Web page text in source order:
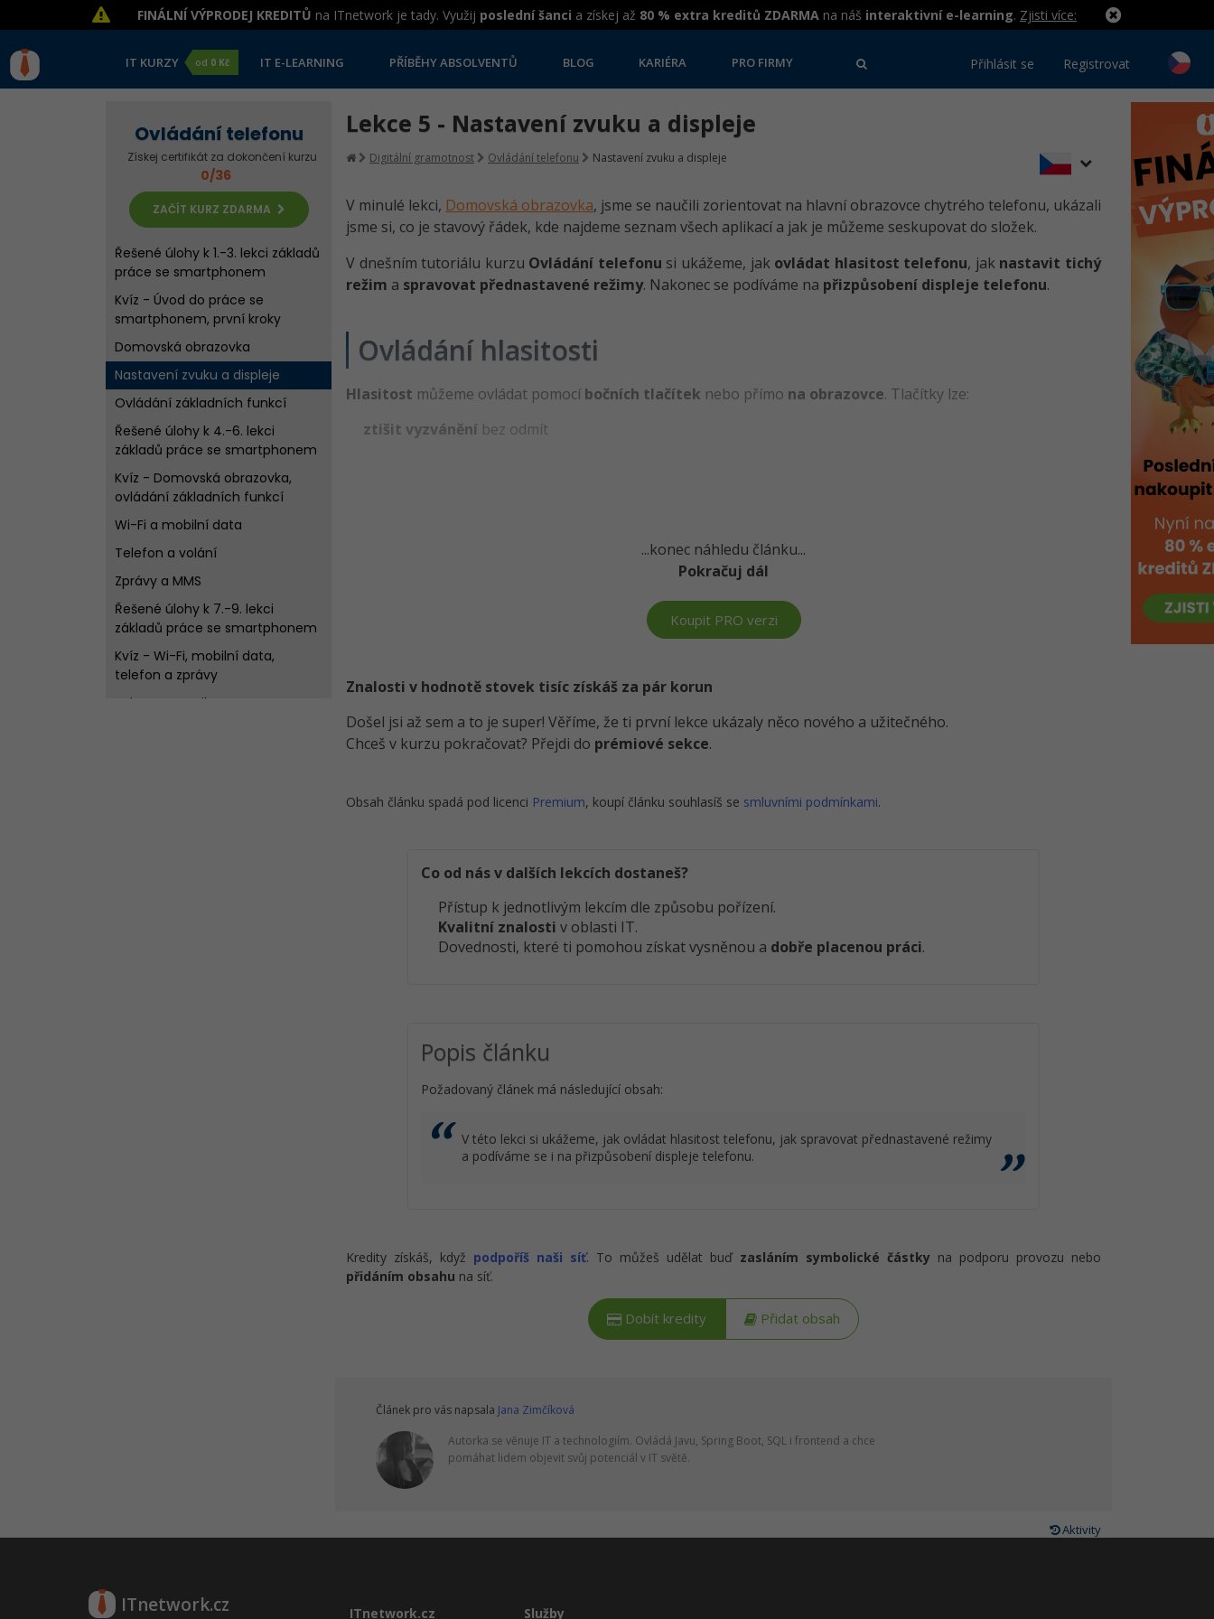
FINÁLNÍ VÝPRODEJ KREDITŮ na ITnetwork je tady. Využij poslední šanci a získej až 80 % extra kreditů ZDARMA na náš interaktivní e-learning. Zjisti více:
IT KURZY od 0 Kč IT E-LEARNING PŘÍBĚHY ABSOLVENTŮ BLOG KARIÉRA PRO FIRMY Přihlásit se Registrovat
Ovládání telefonu
Získej certifikát za dokončení kurzu
0/36
ZAČÍT KURZ ZDARMA
Chytrá zařízení - Smartphone a
Android a iOS v kostce
První kroky
Řešené úlohy k 1.-3. lekci základů
práce se smartphonem
Kvíz - Úvod do práce se
smartphonem, první kroky
Domovská obrazovka
Nastavení zvuku a displeje
Ovládání základních funkcí
Řešené úlohy k 4.-6. lekci
základů práce se smartphonem
Kvíz - Domovská obrazovka,
ovládání základních funkcí
Wi-Fi a mobilní data
Telefon a volání
Zprávy a MMS
Řešené úlohy k 7.-9. lekci
základů práce se smartphonem
Kvíz - Wi-Fi, mobilní data,
telefon a zprávy
Práce s e-mailem
Lekce 5 - Nastavení zvuku a displeje
Digitální gramotnost Ovládání telefonu Nastavení zvuku a displeje
V minulé lekci, Domovská obrazovka, jsme se naučili zorientovat na hlavní obrazovce chytrého telefonu, ukázali
jsme si, co je stavový řádek, kde najdeme seznam všech aplikací a jak je můžeme seskupovat do složek.
V dnešním tutoriálu kurzu Ovládání telefonu si ukážeme, jak ovládat hlasitost telefonu, jak nastavit tichý
režim a spravovat přednastavené režimy. Nakonec se podíváme na přizpůsobení displeje telefonu.
Ovládání hlasitosti
Hlasitost můžeme ovládat pomocí bočních tlačítek nebo přímo na obrazovce. Tlačítky lze:
ztišit vyzvánění bez odmít
...konec náhledu článku...
Pokračuj dál
Koupit PRO verzi
Znalosti v hodnotě stovek tisíc získáš za pár korun
Došel jsi až sem a to je super! Věříme, že ti první lekce ukázaly něco nového a užitečného.
Chceš v kurzu pokračovat? Přejdi do prémiové sekce.
Obsah článku spadá pod licenci Premium, koupí článku souhlasíš se smluvními podmínkami.
Co od nás v dalších lekcích dostaneš?
Přístup k jednotlivým lekcím dle způsobu pořízení.
Kvalitní znalosti v oblasti IT.
Dovednosti, které ti pomohou získat vysněnou a dobře placenou práci.
Popis článku
Požadovaný článek má následující obsah:
V této lekci si ukážeme, jak ovládat hlasitost telefonu, jak spravovat přednastavené režimy
a podíváme se i na přizpůsobení displeje telefonu.
Kredity získáš, když podpoříš naši síť. To můžeš udělat buď zasláním symbolické částky na podporu provozu nebo
přidáním obsahu na síť.
Dobít kredity Přidat obsah
Článek pro vás napsala Jana Zimčíková
Autorka se věnuje IT a technologiím. Ovládá Javu, Spring Boot, SQL i frontend a chce
pomáhat lidem objevit svůj potenciál v IT světě.
Aktivity
ITnetwork.cz ITnetwork.cz Služby